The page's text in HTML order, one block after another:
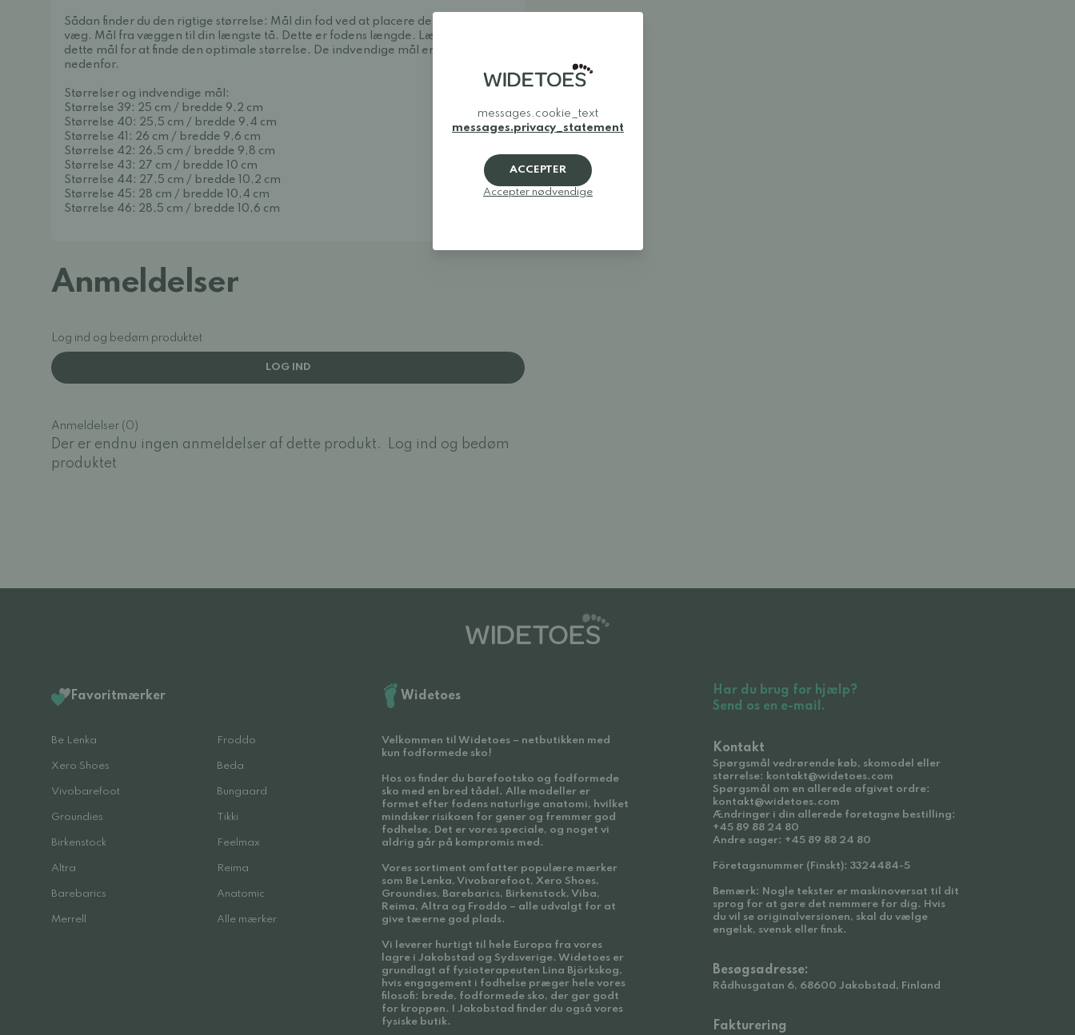
Sådan finder du den rigtige størrelse: Mål din fod ved at placere den mod en
væg. Mål fra væggen til din længste tå. Dette er fodens længde. Læg 1–1,5 cm til
dette mål for at finde den optimale størrelse. De indvendige mål er angivet
nedenfor.
Størrelser og indvendige mål:
Størrelse 39: 25 cm / bredde 9,2 cm
Størrelse 40: 25,5 cm / bredde 9,4 cm
Størrelse 41: 26 cm / bredde 9,6 cm
Størrelse 42: 26,5 cm / bredde 9,8 cm
Størrelse 43: 27 cm / bredde 10 cm
Størrelse 44: 27,5 cm / bredde 10,2 cm
Størrelse 45: 28 cm / bredde 10,4 cm
Størrelse 46: 28,5 cm / bredde 10,6 cm
Anmeldelser
Log ind og bedøm produktet
LOG IND
Anmeldelser (0)
Der er endnu ingen anmeldelser af dette produkt.
Log ind og bedøm
produktet
Favoritmærker
Be Lenka Froddo
Xero Shoes Beda
Vivobarefoot Bungaard
Groundies Tikki
Birkenstock Feelmax
Altra Reima
Barebarics Anatomic
Merrell Alle mærker
Widetoes
Velkommen til Widetoes – netbutikken med
kun fodformede sko!
Hos os finder du barefootsko og fodformede
sko med en bred tådel. Alle modeller er
formet efter fodens naturlige anatomi, hvilket
mindsker risikoen for gener og fremmer god
fodhelse. Det er vores speciale, og noget vi
aldrig går på kompromis med.
Vores sortiment omfatter populære mærker
som Be Lenka, Vivobarefoot, Xero Shoes,
Groundies, Barebarics, Birkenstock, Viba,
Reima, Altra og Froddo – alle udvalgt for at
give tæerne god plads.
Vi leverer hurtigt til hele Europa fra vores
lagre i Jakobstad og Sydsverige. Widetoes er
grundlagt af fysioterapeuten Lina Björkskog,
hvis engagement i fodhelse præger hele vores
filosofi: brede, fodformede sko, der gør godt
for kroppen. I Jakobstad finder du også vores
fysiske butik.
Har du brug for hjælp?
Send os en e-mail.
Kontakt
Spørgsmål vedrørende køb, skomodel eller
størrelse: kontakt@widetoes.com
Spørgsmål om en allerede afgivet ordre:
kontakt@widetoes.com
Ændringer i din allerede foretagne bestilling:
+45 89 88 24 80
Andre sager: +45 89 88 24 80
Företagsnummer (Finskt): 3324484-5
Bemærk: Nogle tekster er maskinoversat til dit
sprog for at gøre det nemmere for dig. Hvis
du vil se originalversionen, skal du vælge
engelsk, svensk eller finsk.
Besøgsadresse:
Rådhusgatan 6, 68600 Jakobstad, Finland
Fakturering
messages.cookie_text
messages.privacy_statement
ACCEPTER
Accepter nødvendige